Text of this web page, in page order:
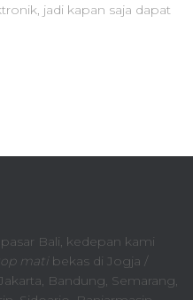
jadi kapan saja dapat
Bali, kedepan kami
matibekas di Jogja /
Bandung, Semarang,